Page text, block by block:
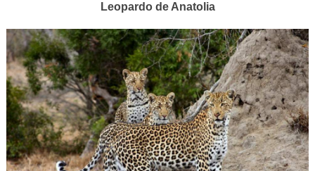
Leopardo de Anatolia